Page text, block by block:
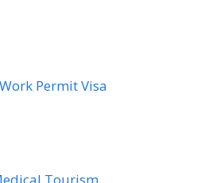
Permit Visa